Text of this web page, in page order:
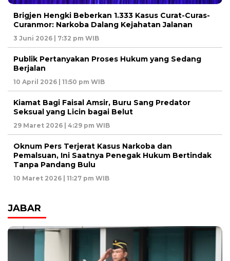
Brigjen Hengki Beberkan 1.333 Kasus Curat-Curas-
Curanmor: Narkoba Dalang Kejahatan Jalanan
3 Juni 2026 | 7:32 pm WIB
Publik Pertanyakan Proses Hukum yang Sedang
Berjalan
10 April 2026 | 11:50 pm WIB
Kiamat Bagi Faisal Amsir, Buru Sang Predator
Seksual yang Licin bagai Belut
29 Maret 2026 | 4:29 pm WIB
Oknum Pers Terjerat Kasus Narkoba dan
Pemalsuan, Ini Saatnya Penegak Hukum Bertindak
Tanpa Pandang Bulu
10 Maret 2026 | 11:27 pm WIB
JABAR